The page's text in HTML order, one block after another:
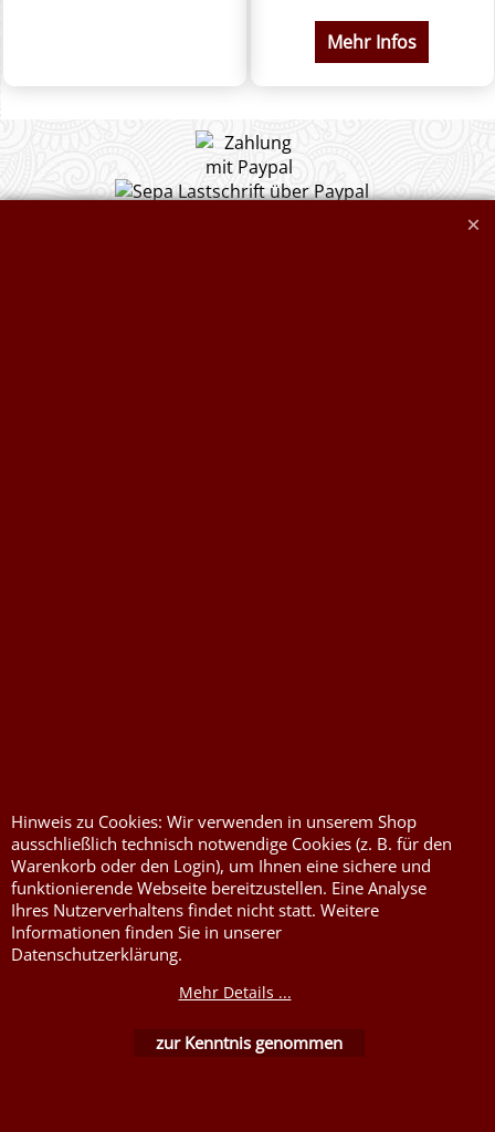
Mehr Infos
Widerrufserklärung
abgeben
Wunschzettel
Impressum
Druckkosten für
Jutesäcke & Nesselsäcke
Jute, Sackleinen, Rupfen
Kurzwaren von Prym
Füllwatte, Granulat
nach DIN4102B1
Hinweis zu Cookies: Wir verwenden in unserem Shop
ausschließlich technisch notwendige Cookies (z. B. für den
Warenkorb oder den Login), um Ihnen eine sichere und
funktionierende Webseite bereitzustellen. Eine Analyse
Ihres Nutzerverhaltens findet nicht statt. Weitere
Informationen finden Sie in unserer
Datenschutzerklärung.
Mehr Details ...
zur Kenntnis genommen